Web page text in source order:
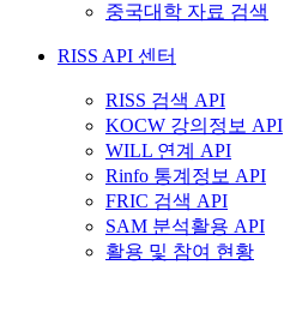
중국대학 자료 검색
RISS API 센터
RISS 검색 API
KOCW 강의정보 API
WILL 연계 API
Rinfo 통계정보 API
FRIC 검색 API
SAM 분석활용 API
활용 및 참여 현황